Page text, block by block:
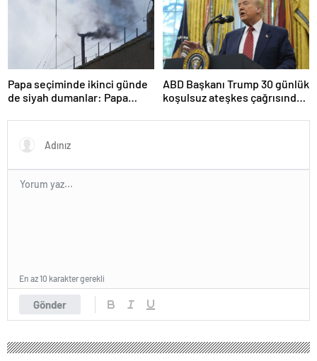
Papa seçiminde ikinci günde
de siyah dumanlar: Papa
ABD Başkanı Trump 30 günlük
koşulsuz ateşkes çağrısında
Gönder
En az 10 karakter gerekli